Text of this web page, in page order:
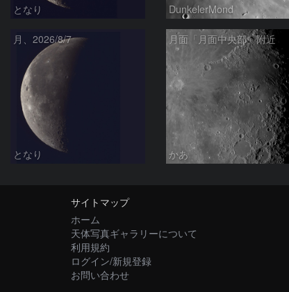
となり DunkelerMond
月、2026/8/7
となり
月面「月面中央部」附近
かあ
サイトマップ
ホーム
天体写真ギャラリーについて
利用規約
ログイン/新規登録
お問い合わせ